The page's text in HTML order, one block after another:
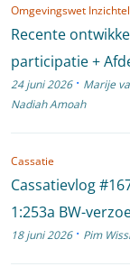
Omgevingswet
Recente
participatie +
24 juni 2026 · Marije
Nadiah Amoah
Cassatie
Cassatievlog
1:253a BW-
18 juni 2026 · Pim